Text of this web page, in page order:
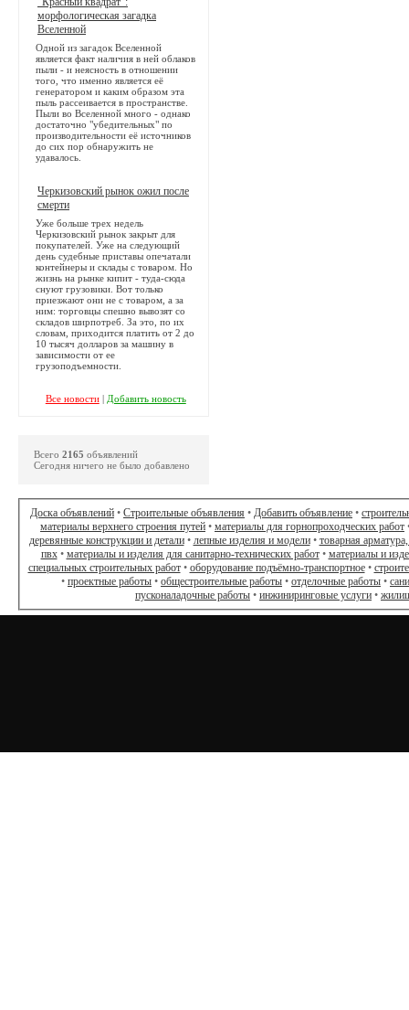
морфологическая загадка
Вселенной
Одной из загадок Вселенной
является факт наличия в ней облаков
пыли - и неясность в отношении
того, что именно является её
генератором и каким образом эта
пыль рассеивается в пространстве.
Пыли во Вселенной много - однако
достаточно "убедительных" по
производительности её источников
до сих пор обнаружить не
удавалось.
Черкизовский рынок ожил после
смерти
Уже больше трех недель
Черкизовский рынок закрыт для
покупателей. Уже на следующий
день судебные приставы опечатали
контейнеры и склады с товаром. Но
жизнь на рынке кипит - туда-сюда
снуют грузовики. Вот только
приезжают они не с товаром, а за
ним: торговцы спешно вывозят со
складов ширпотреб. За это, по их
словам, приходится платить от 2 до
10 тысяч долларов за машину в
зависимости от ее
грузоподъемности.
Все новости| Добавить новость
Всего 2165 объявлений
Сегодня ничего не было добавлено
Доска объявлений • Строительные объявления • Добавить объявление •
материалы верхнего строения путей • материалы для горнопроходческих работ
деревянные конструкции и детали• лепные изделия и модели• товарная
пвх• материалы и изделия для санитарно-технических работ• материалы и
специальных строительных работ• оборудование подъёмно-транспортное•
• проектные работы • общестроительные работы • отделочные работы •
пусконаладочные работы • инжиниринговые услуги •